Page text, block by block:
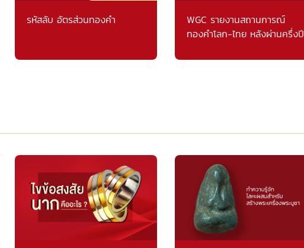
รหัสลับ อัตรส่วนทองคำ
WGC รายงานสถานการณ์
ทองคำโลก-ไทย หลังผ่านครึ่งปี